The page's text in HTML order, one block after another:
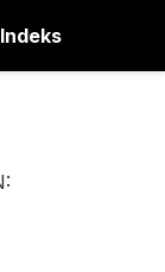
Indeks